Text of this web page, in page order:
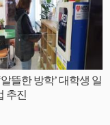
알뜰한 방학’ 대학생 일
추진